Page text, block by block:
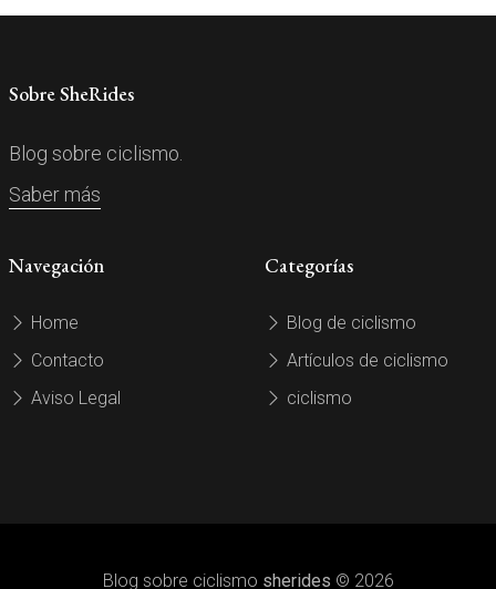
Sobre SheRides
Blog sobre ciclismo.
Saber más
Navegación
Home
Contacto
Aviso Legal
Categorías
Blog de ciclismo
Artículos de ciclismo
ciclismo
Blog sobre ciclismo sherides © 2026